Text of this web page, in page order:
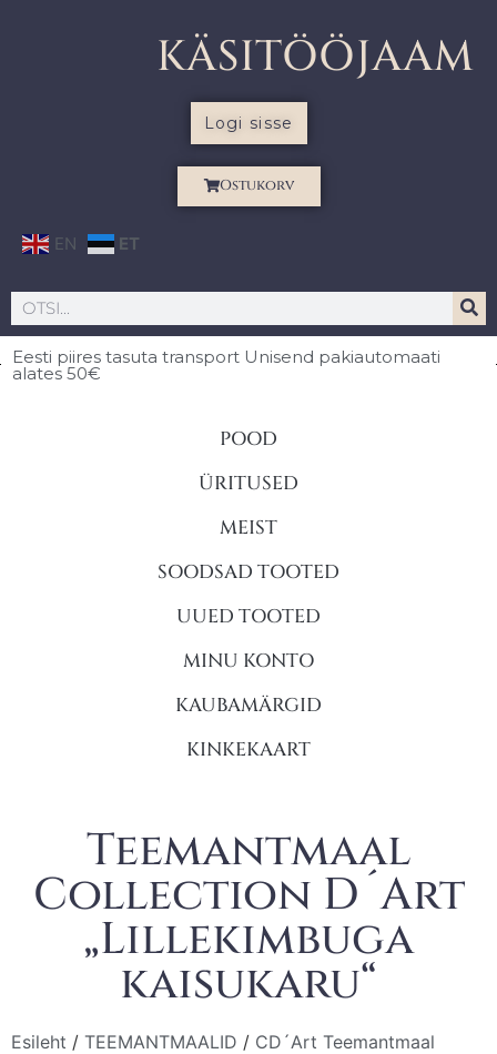
KÄSITÖÖJAAM
Logi sisse
Ostukorv
EN ET
Eesti piires tasuta transport Unisend pakiautomaati
alates 50€
POOD
ÜRITUSED
MEIST
SOODSAD TOOTED
UUED TOOTED
MINU KONTO
KAUBAMÄRGID
KINKEKAART
Teemantmaal
Collection D´Art
„Lillekimbuga
kaisukaru“
Esileht / TEEMANTMAALID / CD´Art Teemantmaal